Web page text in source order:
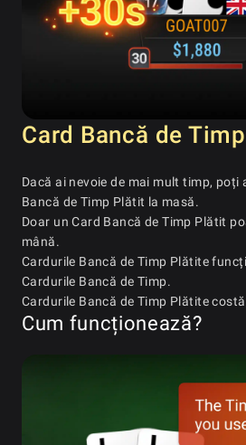
Card Bancă de Timp
Dacă ai nevoie de mai mult timp, poți
Bancă de Timp Plătit la masă.
Doar un Card Bancă de Timp Plătit
mână.
Cardurile Bancă de Timp Plătite
Cardurile Bancă de Timp.
Cardurile Bancă de Timp Plătite costă
Cum funcționează?